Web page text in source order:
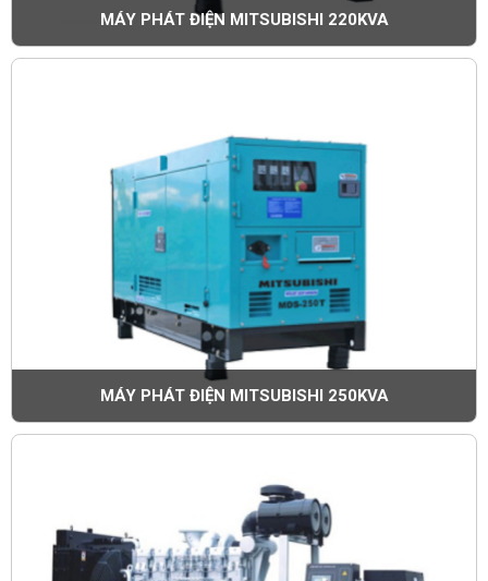
MÁY PHÁT ĐIỆN MITSUBISHI 220KVA
MÁY PHÁT ĐIỆN MITSUBISHI 250KVA